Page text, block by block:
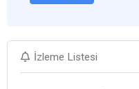
İzleme Listesi